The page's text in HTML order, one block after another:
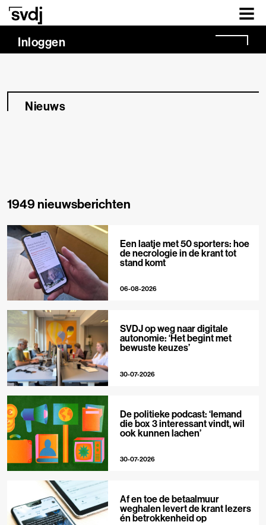
Naar hoofdinhoud
Inloggen
Nieuws
1949 nieuwsberichten
Een laatje met 50 sporters: hoe
de necrologie in de krant tot
stand komt
06-08-2026
SVDJ op weg naar digitale
autonomie: ‘Het begint met
bewuste keuzes’
30-07-2026
De politieke podcast: ‘Iemand
die box 3 interessant vindt, wil
ook kunnen lachen’
30-07-2026
Af en toe de betaalmuur
weghalen levert de krant lezers
én betrokkenheid op